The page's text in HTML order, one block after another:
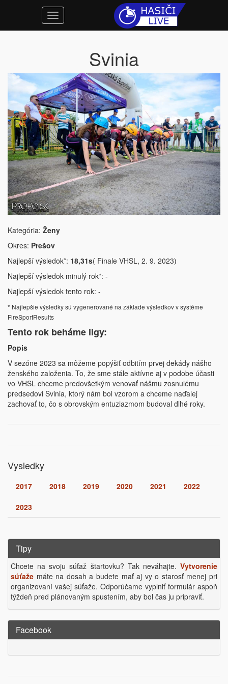
Svinia
Kategória: Ženy
Okres: Prešov
Najlepší výsledok*: 18,31s( Finale VHSL, 2. 9. 2023)
Najlepší výsledok minulý rok*: -
Najlepší výsledok tento rok: -
* Najlepšie výsledky sú vygenerované na základe výsledkov v systéme
FireSportResults
Tento rok beháme ligy:
Popis
V sezóne 2023 sa môžeme popýšiť odbitím prvej dekády nášho
ženského založenia. To, že sme stále aktívne aj v podobe účasti
vo VHSL chceme predovšetkým venovať nášmu zosnulému
predsedovi Svinia, ktorý nám bol vzorom a chceme naďalej
zachovať to, čo s obrovským entuziazmom budoval dlhé roky.
Vysledky
2017 2018 2019 2020 2021 2022
2023
Tipy
Chcete na svoju súťaž štartovku? Tak neváhajte. Vytvorenie
súťaže máte na dosah a budete mať aj vy o starosť menej pri
organizovaní vašej súťaže. Odporúčame vyplniť formulár aspoň
týždeň pred plánovaným spustením, aby bol čas ju pripraviť.
Facebook